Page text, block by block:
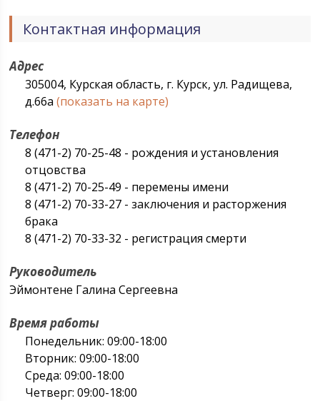
Контактная информация
Адрес
305004, Курская область, г. Курск, ул. Радищева,
д.66а(показать на карте)
Телефон
8 (471-2) 70-25-48 - рождения и установления
отцовства
8 (471-2) 70-25-49 - перемены имени
8 (471-2) 70-33-27 - заключения и расторжения
брака
8 (471-2) 70-33-32 - регистрация смерти
Руководитель
Эймонтене Галина Сергеевна
Время работы
Понедельник: 09:00-18:00
Вторник: 09:00-18:00
Среда: 09:00-18:00
Четверг: 09:00-18:00